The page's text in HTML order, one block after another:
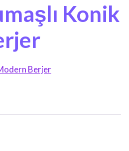
Konik
Berjer